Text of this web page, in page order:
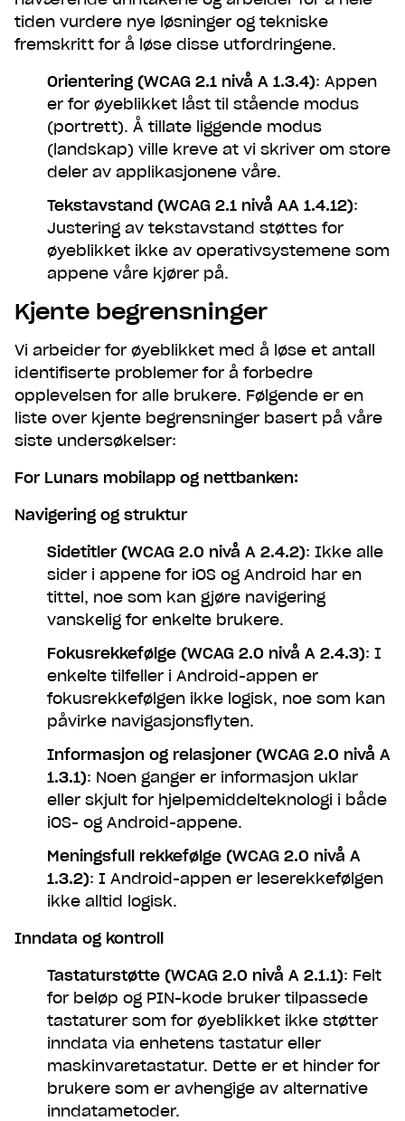
tiden vurdere nye løsninger og tekniske
fremskritt for å løse disse utfordringene.
Orientering (WCAG 2.1 nivå A 1.3.4): Appen
er for øyeblikket låst til stående modus
(portrett). Å tillate liggende modus
(landskap) ville kreve at vi skriver om store
deler av applikasjonene våre.
Tekstavstand (WCAG 2.1 nivå AA 1.4.12):
Justering av tekstavstand støttes for
øyeblikket ikke av operativsystemene som
appene våre kjører på.
Kjente begrensninger
Vi arbeider for øyeblikket med å løse et antall
identifiserte problemer for å forbedre
opplevelsen for alle brukere. Følgende er en
liste over kjente begrensninger basert på våre
siste undersøkelser:
For Lunars mobilapp og nettbanken:
Navigering og struktur
Sidetitler (WCAG 2.0 nivå A 2.4.2): Ikke alle
sider i appene for iOS og Android har en
tittel, noe som kan gjøre navigering
vanskelig for enkelte brukere.
Fokusrekkefølge (WCAG 2.0 nivå A 2.4.3): I
enkelte tilfeller i Android-appen er
fokusrekkefølgen ikke logisk, noe som kan
påvirke navigasjonsflyten.
Informasjon og relasjoner (WCAG 2.0 nivå A
1.3.1): Noen ganger er informasjon uklar
eller skjult for hjelpemiddelteknologi i både
iOS- og Android-appene.
Meningsfull rekkefølge (WCAG 2.0 nivå A
1.3.2): I Android-appen er leserekkefølgen
ikke alltid logisk.
Inndata og kontroll
Tastaturstøtte (WCAG 2.0 nivå A 2.1.1): Felt
for beløp og PIN-kode bruker tilpassede
tastaturer som for øyeblikket ikke støtter
inndata via enhetens tastatur eller
maskinvaretastatur. Dette er et hinder for
brukere som er avhengige av alternative
inndatametoder.